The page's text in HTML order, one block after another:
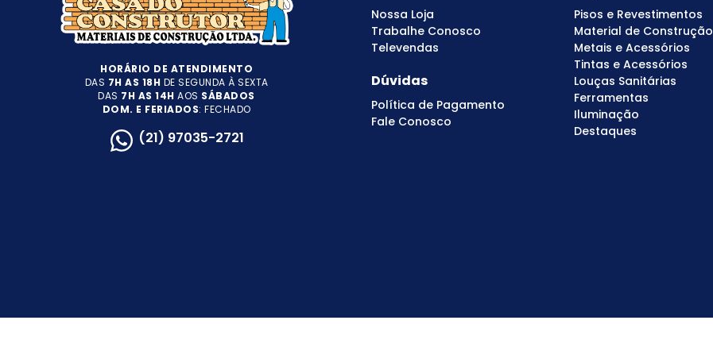
HORÁRIO DE ATENDIMENTO
DAS 7H AS 18H DE SEGUNDA À SEXTA
DAS 7H AS 14H AOS SÁBADOS
DOM. E FERIADOS: FECHADO
(21) 97035-2721
Nossa Loja
Trabalhe Conosco
Televendas
Dúvidas
Política de Pagamento
Fale Conosco
Pisos e Revestimentos
Material de Construção
Metais e Acessórios
Tintas e Acessórios
Louças Sanitárias
Ferramentas
Iluminação
Destaques